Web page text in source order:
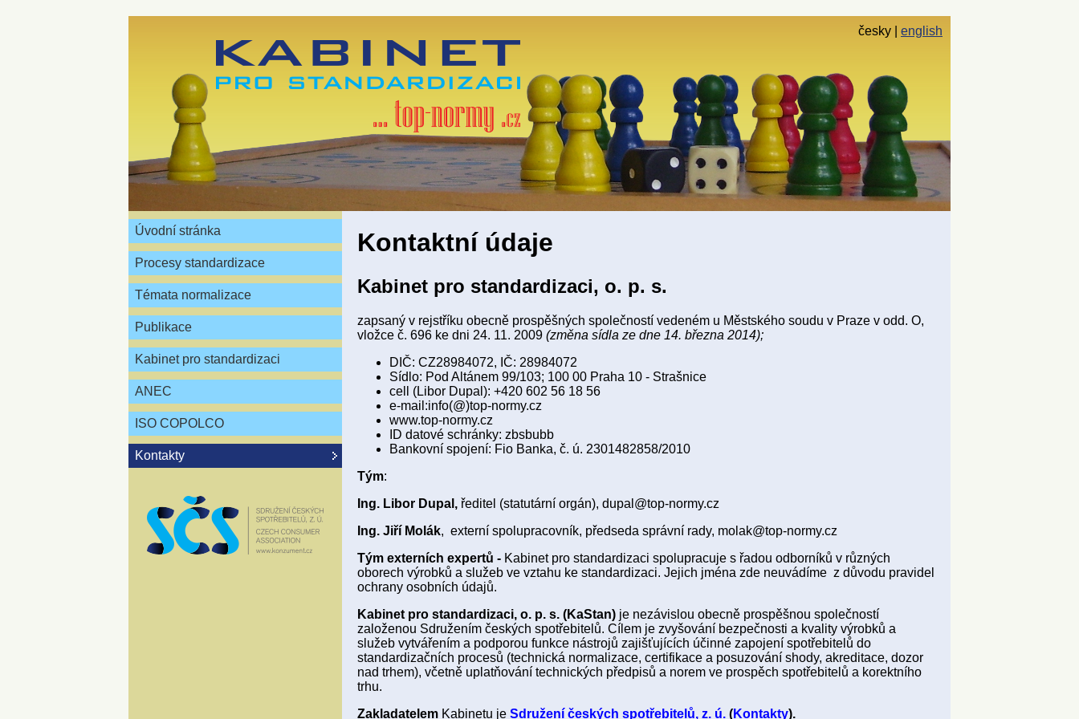
česky english
Úvodní stránka
Procesy standardizace
Témata normalizace
Publikace
Kabinet pro standardizaci
ANEC
ISO COPOLCO
Kontakty
Kontaktní údaje
Kabinet pro standardizaci, o. p. s.
zapsaný v rejstříku obecně prospěšných společností vedeném u Městského soudu v Praze v odd. O,
vložce č. 696 ke dni 24. 11. 2009 (změna sídla ze dne 14. března 2014);
DIČ: CZ28984072, IČ: 28984072
Sídlo: Pod Altánem 99/103; 100 00 Praha 10 - Strašnice
cell (Libor Dupal): +420 602 56 18 56
e-mail:info(@)top-normy.cz
www.top-normy.cz
ID datové schránky: zbsbubb
Bankovní spojení: Fio Banka, č. ú. 2301482858/2010
Tým:
Ing. Libor Dupal, ředitel (statutární orgán), dupal@top-normy.cz
Ing. Jiří Molák, externí spolupracovník, předseda správní rady, molak@top-normy.cz
Tým externích expertů - Kabinet pro standardizaci spolupracuje s řadou odborníků v různých
oborech výrobků a služeb ve vztahu ke standardizaci. Jejich jména zde neuvádíme z důvodu pravidel
ochrany osobních údajů.
Kabinet pro standardizaci, o. p. s. (KaStan) je nezávislou obecně prospěšnou společností
založenou Sdružením českých spotřebitelů. Cílem je zvyšování bezpečnosti a kvality výrobků a
služeb vytvářením a podporou funkce nástrojů zajišťujících účinné zapojení spotřebitelů do
standardizačních procesů (technická normalizace, certifikace a posuzování shody, akreditace, dozor
nad trhem), včetně uplatňování technických předpisů a norem ve prospěch spotřebitelů a korektního
trhu.
Zakladatelem Kabinetu je Sdružení českých spotřebitelů, z. ú. (Kontakty).